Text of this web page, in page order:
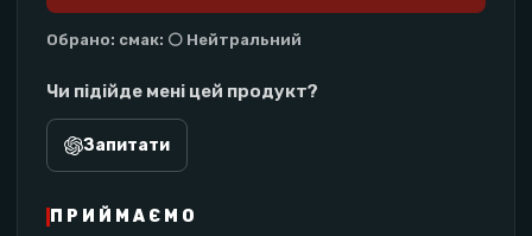
Обрано: смак: ⚪ Нейтральний
Чи підійде мені цей продукт?
Запитати
ПРИЙМАЄМО